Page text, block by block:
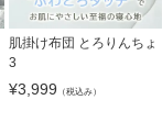
肌掛け布団 とろりんちょ
3
¥3,999 （税込み）